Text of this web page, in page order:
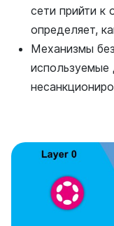
сети прийти
определяет,
Механизмы
используемые